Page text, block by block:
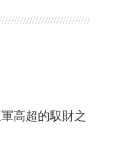
高超的馭財之